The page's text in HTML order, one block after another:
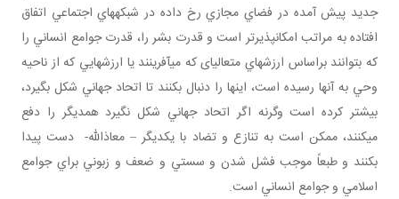
جديد پيش آمده در فضاي مجازي رخ داده در شبکه هاي اجتماعي اتفاق
افتاده به مراتب امکان پذيرتر است و قدرت بشر را، قدرت جوامع انساني را
که بتوانند براساس ارزش هاي متعالي­ای که مي آفرينند يا ارزش هايي که از ناحيه
وحي به آنها رسيده است، اينها را دنبال بکنند تا اتحاد جهاني شکل بگيرد،
بيشتر کرده است وگرنه اگر اتحاد جهاني شکل نگيرد همديگر را دفع
مي کنند، ممکن است به تنازع و تضاد با يکديگر – معاذالله- دست پيدا
بکنند و طبعاً موجب فشل شدن و سستي و ضعف و زبوني براي جوامع
اسلامي و جوامع انساني است.